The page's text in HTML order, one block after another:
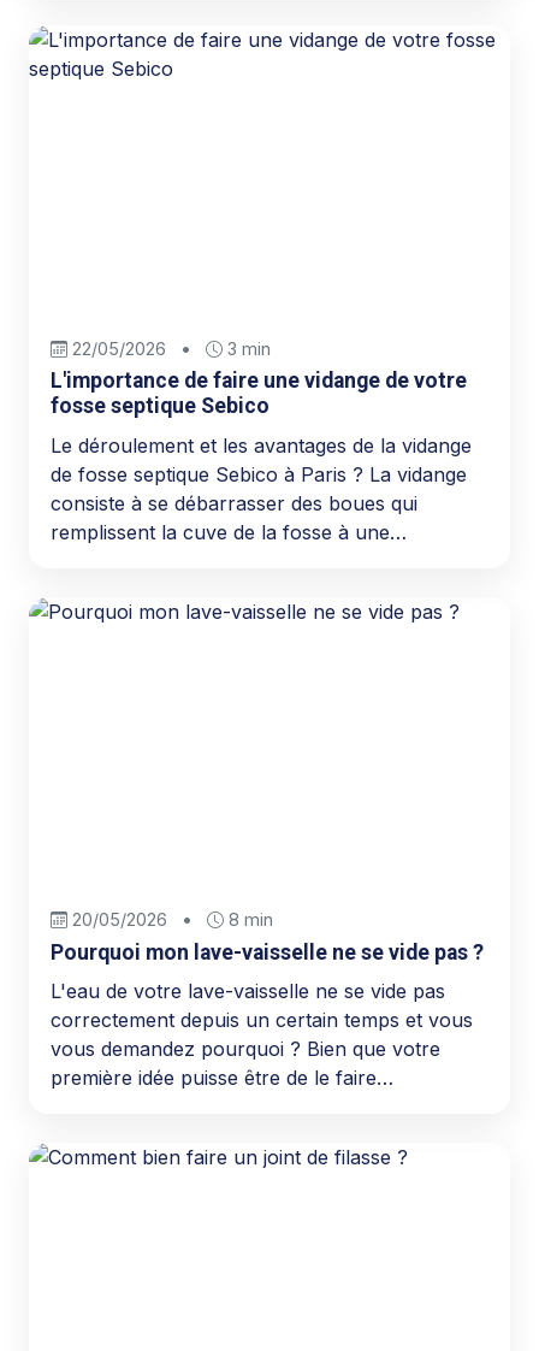
22/05/2026 • 3 min
L'importance de faire une vidange de votre
fosse septique Sebico
Le déroulement et les avantages de la vidange
de fosse septique Sebico à Paris ? La vidange
consiste à se débarrasser des boues qui
remplissent la cuve de la fosse à une…
20/05/2026 • 8 min
Pourquoi mon lave-vaisselle ne se vide pas ?
L'eau de votre lave-vaisselle ne se vide pas
correctement depuis un certain temps et vous
vous demandez pourquoi ? Bien que votre
première idée puisse être de le faire…